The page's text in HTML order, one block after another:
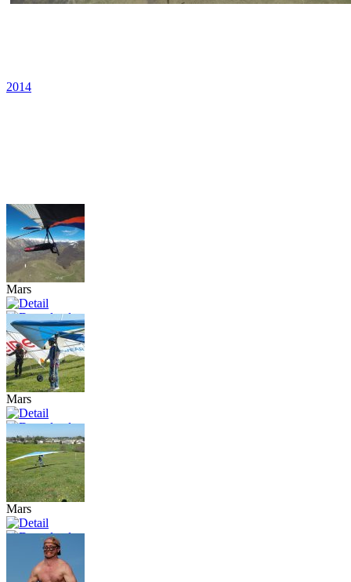
2014
Mars
Mars
Mars